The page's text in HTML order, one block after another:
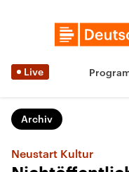
Live
Archiv
Neustart Kultur